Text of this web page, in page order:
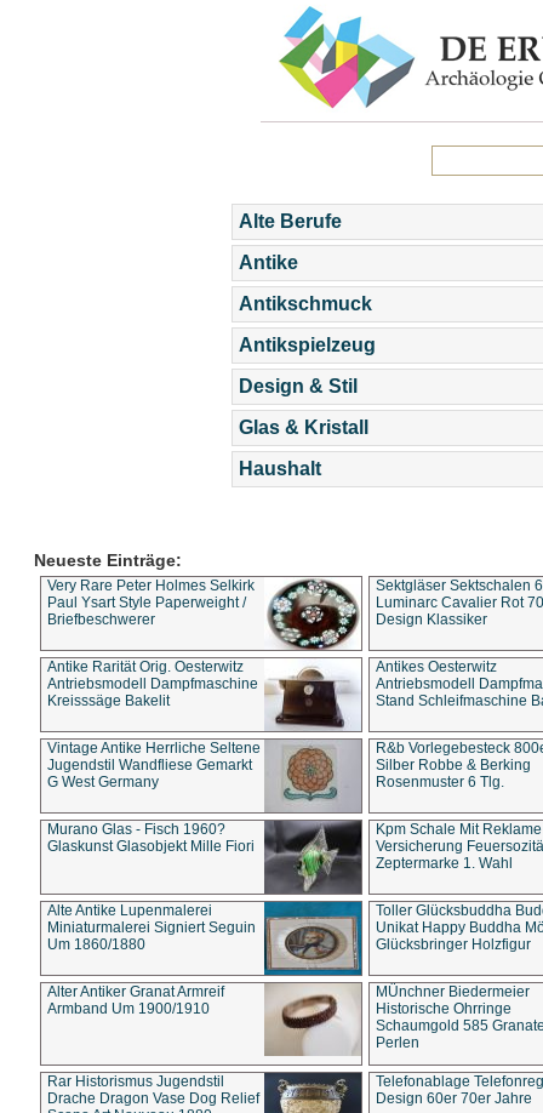
Alte Berufe
Antike
Antikschmuck
Antikspielzeug
Design & Stil
Glas & Kristall
Haushalt
Neueste Einträge:
Very Rare Peter Holmes Selkirk
Paul Ysart Style Paperweight /
Briefbeschwerer
Sektgläser Sektschalen
Luminarc Cavalier Rot
Design Klassiker
Antike Rarität Orig. Oesterwitz
Antriebsmodell Dampfmaschine
Kreisssäge Bakelit
Antikes Oesterwitz
Antriebsmodell
Stand Schleifmaschine
Vintage Antike Herrliche Seltene
Jugendstil Wandfliese Gemarkt
G West Germany
R&b Vorlegebesteck
Silber Robbe & Berking
Rosenmuster 6 Tlg.
Murano Glas - Fisch 1960?
Glaskunst Glasobjekt Mille Fiori
Kpm Schale Mit Reklame
Versicherung
Zeptermarke 1. Wahl
Alte Antike Lupenmalerei
Miniaturmalerei Signiert Seguin
Um 1860/1880
Toller Glücksbuddha
Unikat Happy Buddha
Glücksbringer Holzfigur
Alter Antiker Granat Armreif
Armband Um 1900/1910
MÜnchner Biedermeier
Historische Ohrringe
Schaumgold 585
Perlen
Rar Historismus Jugendstil
Drache Dragon Vase Dog Relief
Telefonablage
Design 60er 70er Jahre